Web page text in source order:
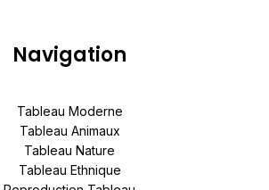
Navigation
Tableau Moderne
Tableau Animaux
Tableau Nature
Tableau Ethnique